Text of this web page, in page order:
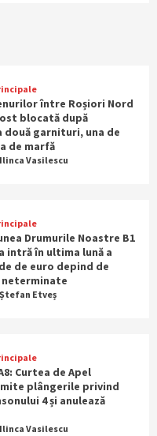
între Roșiori Nord
blocată după
două garnituri, una de
de marfă
Ilinca Vasilescu
Drumurile Noastre B1
intră în ultima lună a
de euro depind de
Ștefan Etveș
Curtea de Apel
plângerile privind
4 și anulează
Ilinca Vasilescu